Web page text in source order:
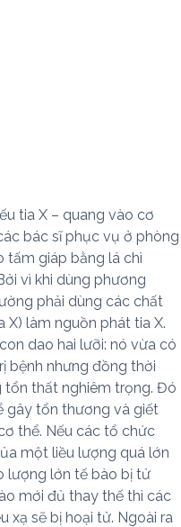
tia X – quang vào cơ
bác sĩ phục vụ ở phòng
tấm giáp bằng lá chì
vì khi dùng phương
phải dùng các chất
làm nguồn phát tia X.
dao hai lưỡi: nó vừa có
bệnh nhưng đồng thời
thất nghiêm trọng. Đó
gây tổn thương và giết
thể. Nếu các tổ chức
một liều lượng quá lớn
lượng lớn tế bào bị tử
mới đủ thay thế thì các
xạ sẽ bị hoại tử. Ngoài ra